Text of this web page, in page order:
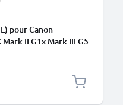
pour Canon
II G1x Mark III G5